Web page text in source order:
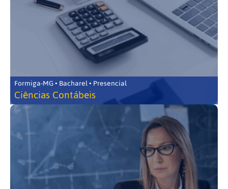
Formiga-MG • Bacharel • Presencial
Ciências Contábeis